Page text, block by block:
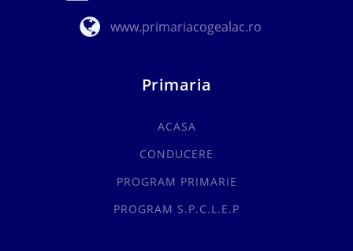
www.primariacogealac.ro
Primaria
ACASA
CONDUCERE
PROGRAM PRIMARIE
PROGRAM S.P.C.L.E.P